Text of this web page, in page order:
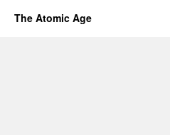
The Atomic Age